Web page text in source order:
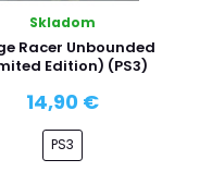
Skladom
Racer Unbounded
Edition) (PS3)
14,90 €
PS3